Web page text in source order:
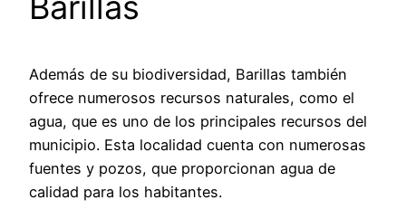
Además de su biodiversidad, Barillas también
ofrece numerosos recursos naturales, como el
agua, que es uno de los principales recursos del
municipio. Esta localidad cuenta con numerosas
fuentes y pozos, que proporcionan agua de
calidad para los habitantes.